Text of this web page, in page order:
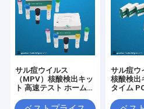
サル痘ウイルス
（MPV）核酸検出キッ
ト 高速テスト ホーム
PCR キット
サル痘ウ
核酸検出
タイム